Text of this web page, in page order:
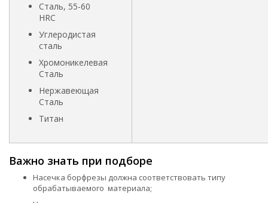
Сталь, 55-60
HRC
Углеродистая
сталь
Хромоникелевая
Сталь
Нержавеющая
Сталь
Титан
Важно знать при подборе
Насечка борфрезы должна соответствовать типу
обрабатываемого материала;